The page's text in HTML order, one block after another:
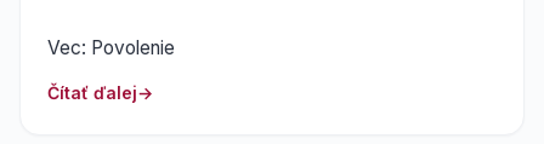
Vec: Povolenie
Čítať ďalej